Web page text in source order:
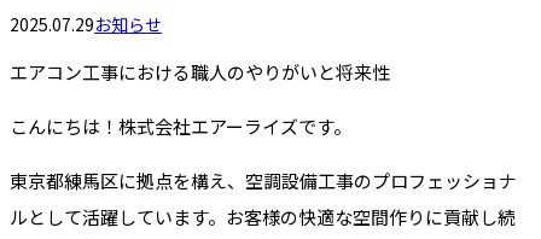
2025.07.29お知らせ
エアコン工事における職人のやりがいと将来性
こんにちは！株式会社エアーライズです。
東京都練馬区に拠点を構え、空調設備工事のプロフェッショナ
ルとして活躍しています。お客様の快適な空間作りに貢献し続